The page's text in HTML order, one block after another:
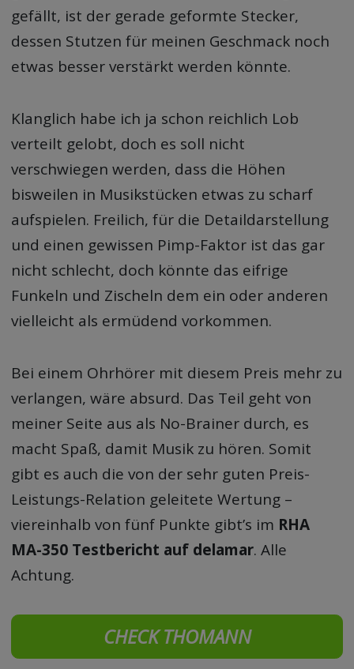
gefällt, ist der gerade geformte Stecker,
dessen Stutzen für meinen Geschmack noch
etwas besser verstärkt werden könnte.
Klanglich habe ich ja schon reichlich Lob
verteilt gelobt, doch es soll nicht
verschwiegen werden, dass die Höhen
bisweilen in Musikstücken etwas zu scharf
aufspielen. Freilich, für die Detaildarstellung
und einen gewissen Pimp-Faktor ist das gar
nicht schlecht, doch könnte das eifrige
Funkeln und Zischeln dem ein oder anderen
vielleicht als ermüdend vorkommen.
Bei einem Ohrhörer mit diesem Preis mehr zu
verlangen, wäre absurd. Das Teil geht von
meiner Seite aus als No-Brainer durch, es
macht Spaß, damit Musik zu hören. Somit
gibt es auch die von der sehr guten Preis-
Leistungs-Relation geleitete Wertung –
viereinhalb von fünf Punkte gibt’s im RHA
MA-350 Testbericht auf delamar. Alle
Achtung.
CHECK THOMANN